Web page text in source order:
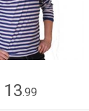
13.99